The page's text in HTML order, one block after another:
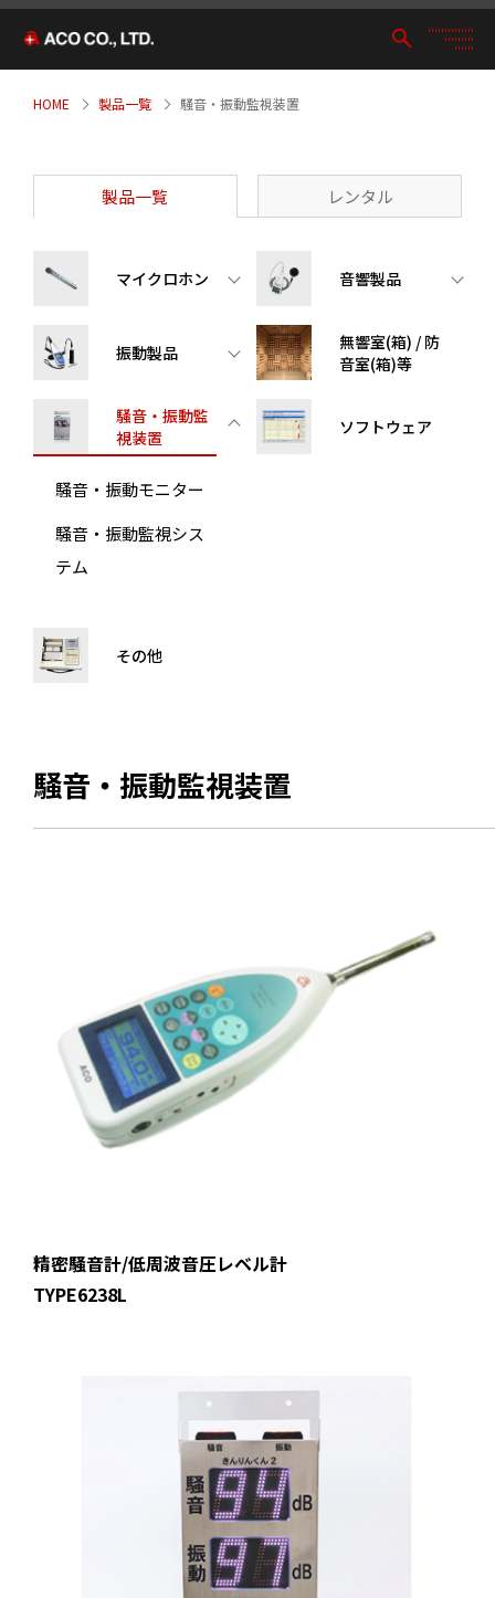
HOME 製品一覧 騒音・振動監視装置
製品一覧 レンタル
マイクロホン 音響製品
振動製品
無響室(箱) / 防
音室(箱)等
騒音・振動監
視装置
騒音・振動モニター
騒音・振動監視シス
テム
ソフトウェア
その他
騒音・振動監視装置
精密騒音計/低周波音圧レベル計
TYPE6238L